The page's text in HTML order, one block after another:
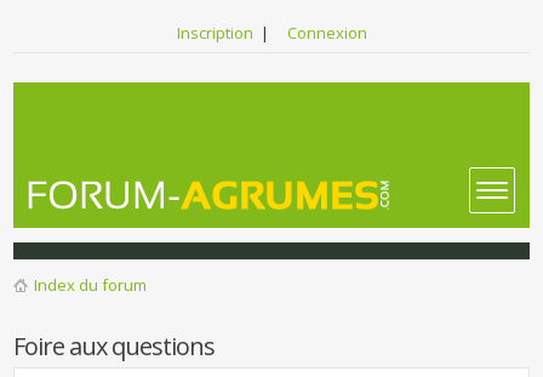
Inscription | Connexion
Index du forum
Foire aux questions